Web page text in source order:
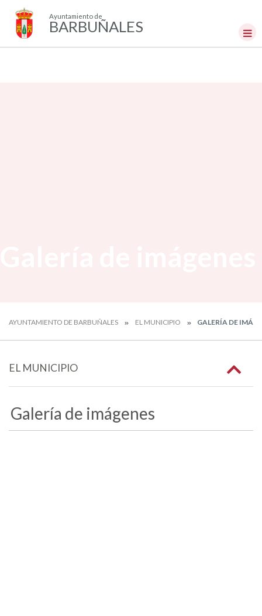
Ayuntamiento de
BARBUÑALES
AYUNTAMIENTO DE BARBUÑALES EL MUNICIPIO GALERÍA DE
EL MUNICIPIO
Galería de imágenes